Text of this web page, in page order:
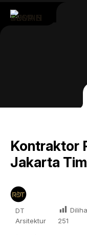
Kontraktor
Jakarta
DT
Arsitektur
251